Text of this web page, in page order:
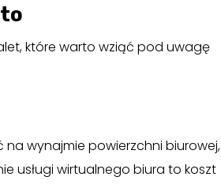
które warto wziąć pod uwagę
wynajmie powierzchni biurowej,
usługi wirtualnego biura to koszt